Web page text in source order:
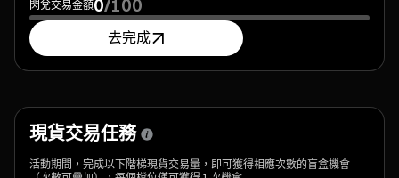
閃兌交易金額0/100
去完成
現貨交易任務
活動期間，完成以下階梯現貨交易量，即可獲得相應次數的盲盒機會